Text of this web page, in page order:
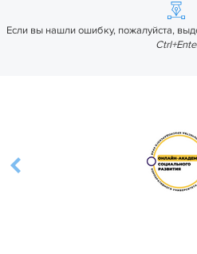
Если вы нашли ошибку, пожалуйста,